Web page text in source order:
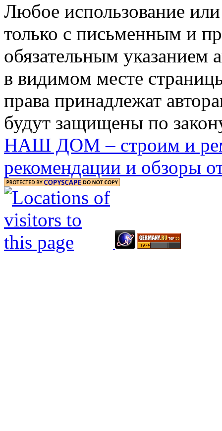
Любое использование
только с письменным и
обязательным указанием
в видимом месте
права принадлежат
будут защищены по
НАШ ДОМ – строим и
рекомендации и обзоры